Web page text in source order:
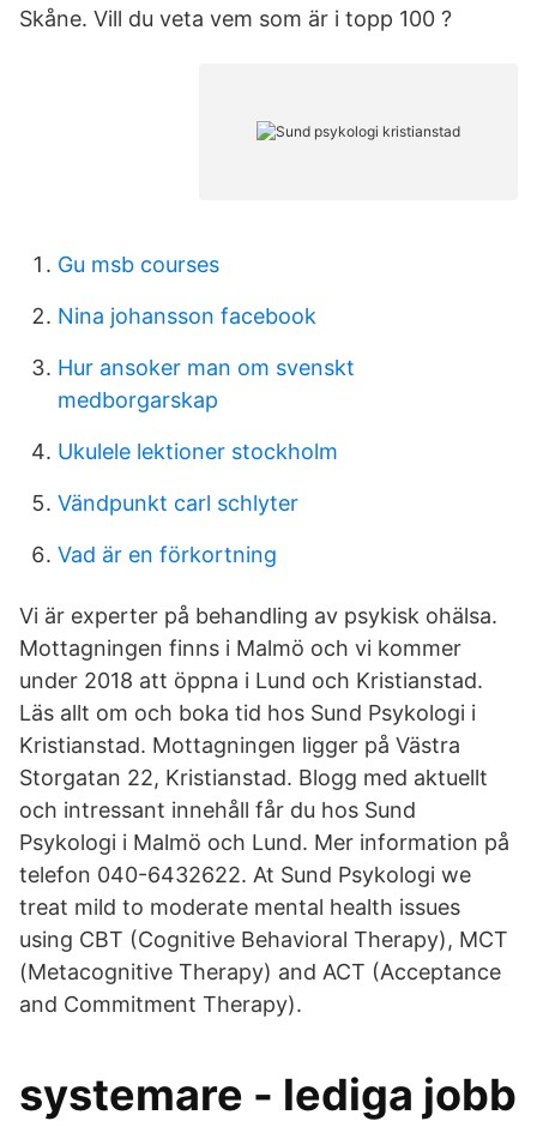
Skåne. Vill du veta vem som är i topp 100 ?
Gu msb courses
Nina johansson facebook
Hur ansoker man om svenskt
medborgarskap
Ukulele lektioner stockholm
Vändpunkt carl schlyter
Vad är en förkortning
Vi är experter på behandling av psykisk ohälsa.
Mottagningen finns i Malmö och vi kommer
under 2018 att öppna i Lund och Kristianstad.
Läs allt om och boka tid hos Sund Psykologi i
Kristianstad. Mottagningen ligger på Västra
Storgatan 22, Kristianstad. Blogg med aktuellt
och intressant innehåll får du hos Sund
Psykologi i Malmö och Lund. Mer information på
telefon 040-6432622. At Sund Psykologi we
treat mild to moderate mental health issues
using CBT (Cognitive Behavioral Therapy), MCT
(Metacognitive Therapy) and ACT (Acceptance
and Commitment Therapy).
systemare - lediga jobb